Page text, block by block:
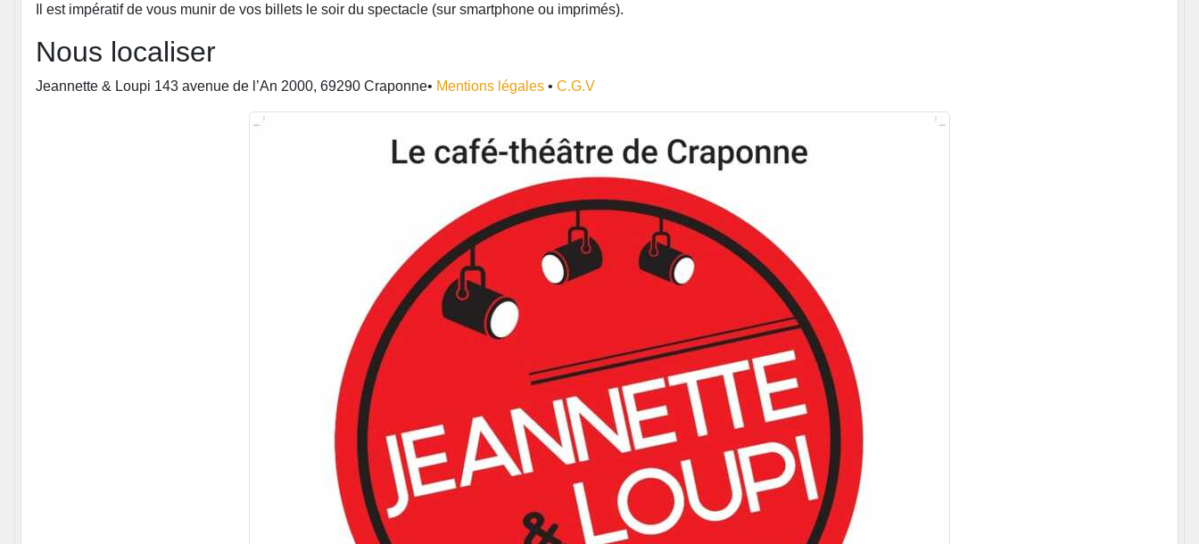
Il est impératif de vous munir de vos billets le soir du spectacle (sur smartphone ou imprimés).
Nous localiser
Jeannette & Loupi 143 avenue de l’An 2000, 69290 Craponne• Mentions légales • C.G.V